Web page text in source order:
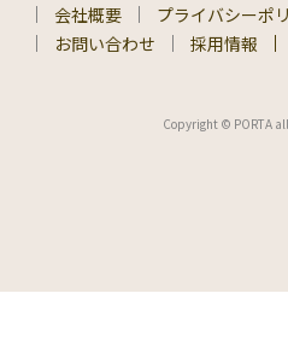
会社概要 プライバシーポ
お問い合わせ
採用情報
Copyright © PORTA